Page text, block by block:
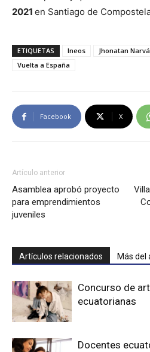
2021 en Santiago de
ETIQUETAS Ineos Jhonatan
Vuelta a España
Facebook X
Artículo anterior
Asamblea aprobó proyecto
para emprendimientos
juveniles
Artículos relacionados Más del
Concurso de
ecuatorianas
Docentes